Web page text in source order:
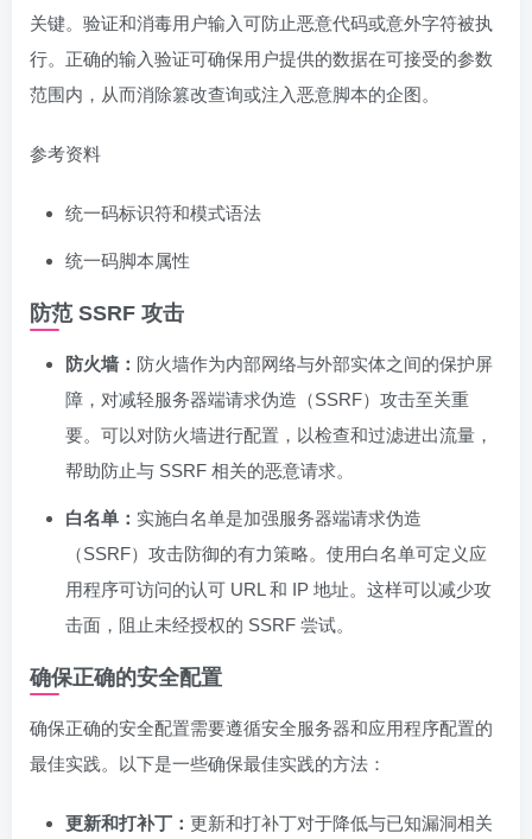
关键。验证和消毒用户输入可防止恶意代码或意外字符被执
行。正确的输入验证可确保用户提供的数据在可接受的参数
范围内，从而消除篡改查询或注入恶意脚本的企图。
参考资料
统一码标识符和模式语法
统一码脚本属性
防范 SSRF 攻击
防火墙： 防火墙作为内部网络与外部实体之间的保护屏
障，对减轻服务器端请求伪造（SSRF）攻击至关重
要。可以对防火墙进行配置，以检查和过滤进出流量，
帮助防止与 SSRF 相关的恶意请求。
白名单： 实施白名单是加强服务器端请求伪造
（SSRF）攻击防御的有力策略。使用白名单可定义应
用程序可访问的认可 URL 和 IP 地址。这样可以减少攻
击面，阻止未经授权的 SSRF 尝试。
确保正确的安全配置
确保正确的安全配置需要遵循安全服务器和应用程序配置的
最佳实践。以下是一些确保最佳实践的方法：
更新和打补丁： 更新和打补丁对于降低与已知漏洞相关